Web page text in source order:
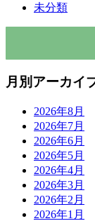
未分類
月別アーカイ
2026年8月
2026年7月
2026年6月
2026年5月
2026年4月
2026年3月
2026年2月
2026年1月